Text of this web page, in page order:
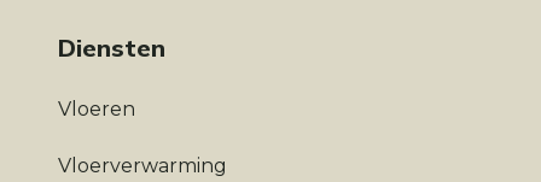
Diensten
Vloeren
Vloerverwarming